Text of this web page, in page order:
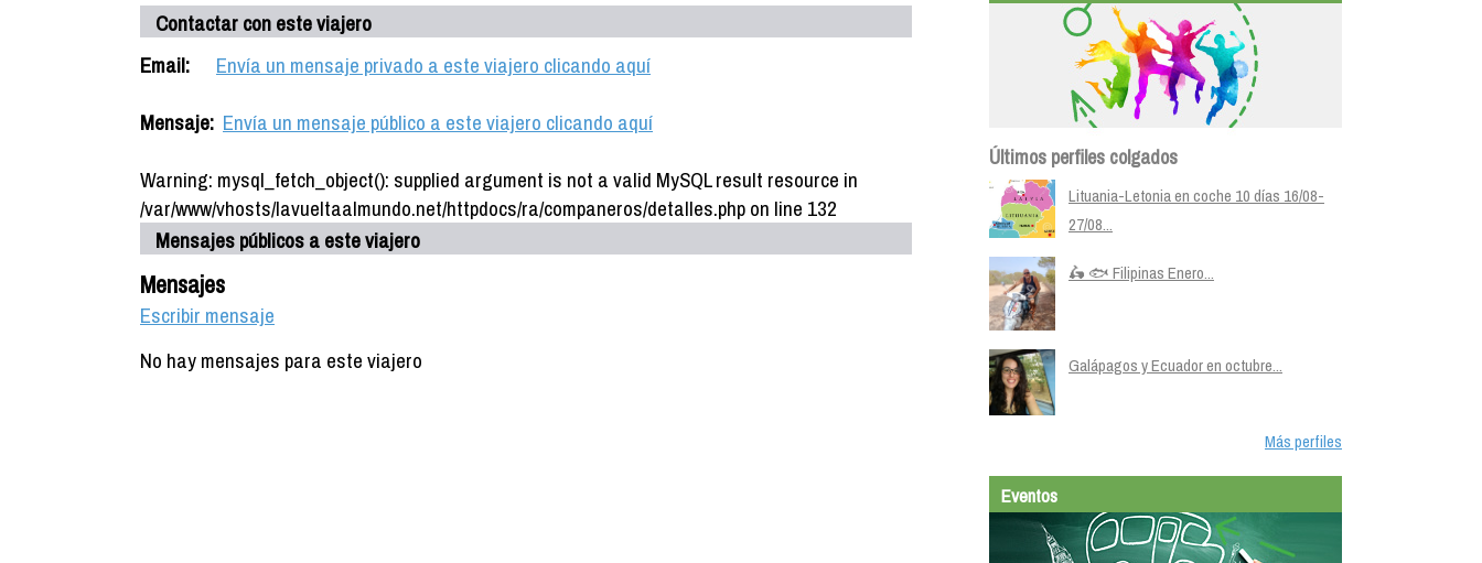
Contactar con este viajero
Email:
Envía un mensaje privado a este viajero clicando aquí
Mensaje: Envía un mensaje público a este viajero clicando aquí
Warning: mysql_fetch_object(): supplied argument is not a valid MySQL result resource in
/var/www/vhosts/lavueltaalmundo.net/httpdocs/ra/companeros/detalles.php on line 132
Mensajes públicos a este viajero
Mensajes
Escribir mensaje
No hay mensajes para este viajero
Últimos perfiles colgados
Lituania-Letonia en coche 10 días 16/08-
27/08...
🛵 🐟 Filipinas Enero...
Galápagos y Ecuador en octubre...
Más perfiles
Eventos